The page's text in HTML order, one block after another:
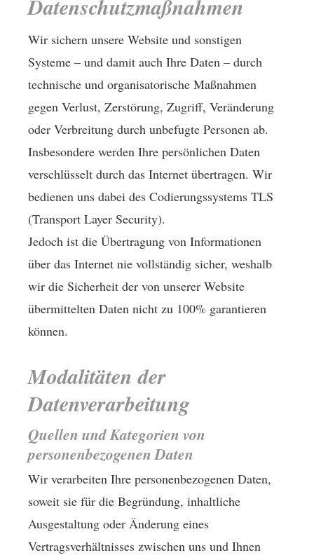
Datenschutzmaßnahmen
Wir sichern unsere Website und sonstigen
Systeme – und damit auch Ihre Daten – durch
technische und organisatorische Maßnahmen
gegen Verlust, Zerstörung, Zugriff, Veränderung
oder Verbreitung durch unbefugte Per­sonen ab.
Insbesondere werden Ihre persönlichen Daten
verschlüsselt durch das Internet übertragen. Wir
bedienen uns dabei des Codierungssystems TLS
(Transport Layer Security).
Jedoch ist die Übertragung von Informationen
über das Internet nie vollständig sicher, weshalb
wir die Sicherheit der von unserer Website
übermittelten Daten nicht zu 100% garantieren
können.
Modalitäten der
Datenverarbeitung
Quellen und Kategorien von
personenbezogenen Daten
Wir verarbeiten Ihre personenbezogenen Daten,
soweit sie für die Begründung, inhaltliche
Ausgestaltung oder Änderung eines
Vertragsverhältnisses zwischen uns und Ihnen